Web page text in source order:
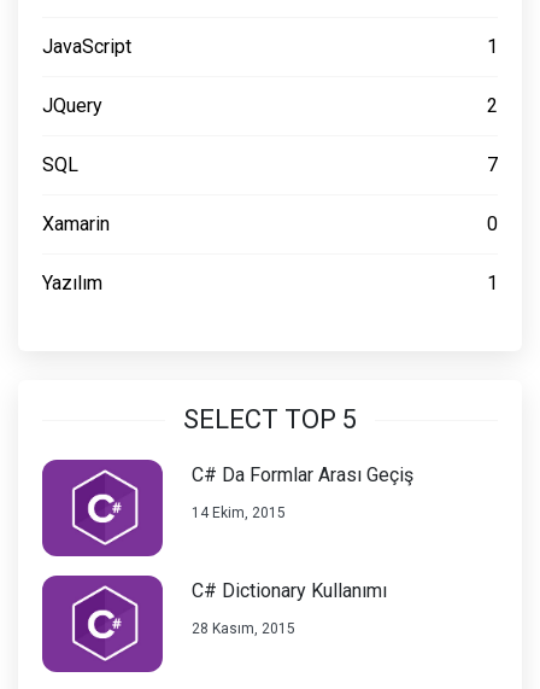
JavaScript 1
JQuery 2
SQL 7
Xamarin 0
Yazılım 1
SELECT TOP 5
C# Da Formlar Arası Geçiş
14 Ekim, 2015
C# Dictionary Kullanımı
28 Kasım, 2015